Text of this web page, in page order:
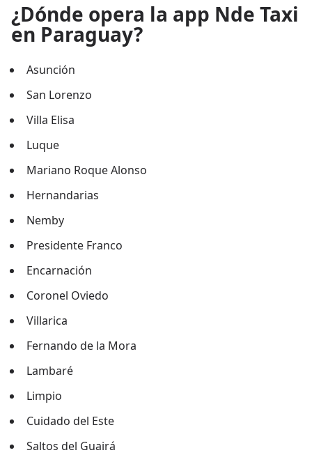
¿Dónde opera la app Nde Taxi
en Paraguay?
Asunción
San Lorenzo
Villa Elisa
Luque
Mariano Roque Alonso
Hernandarias
Nemby
Presidente Franco
Encarnación
Coronel Oviedo
Villarica
Fernando de la Mora
Lambaré
Limpio
Cuidado del Este
Saltos del Guairá